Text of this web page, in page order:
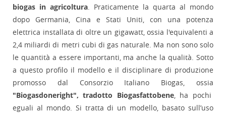
biogas in agricoltura. Praticamente la quarta al mondo
dopo Germania, Cina e Stati Uniti, con una potenza
elettrica installata di oltre un gigawatt, ossia l'equivalenti a
2,4 miliardi di metri cubi di gas naturale. Ma non sono solo
le quantità a essere importanti, ma anche la qualità. Sotto
a questo profilo il modello e il disciplinare di produzione
promosso dal Consorzio Italiano Biogas, ossia
"Biogasdoneright", tradotto Biogasfattobene, ha pochi
eguali al mondo. Si tratta di un modello, basato sull’uso